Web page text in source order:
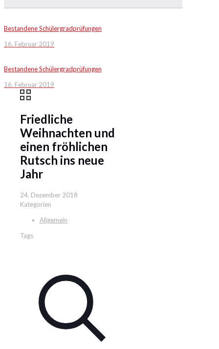
Bestandene Schülergradprüfungen
16. Februar 2019
Bestandene Schülergradprüfungen
16. Februar 2019
Friedliche
Weihnachten und
einen fröhlichen
Rutsch ins neue
Jahr
24. Dezember 2018
Kategorien
Allgemein
Tags